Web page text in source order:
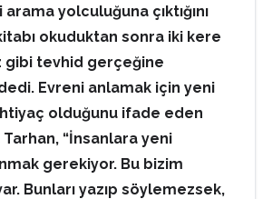
yolculuğuna çıktığını
okuduktan sonra iki kere
gibi tevhid gerçeğine
dedi. Evreni anlamak için yeni
ihtiyaç olduğunu ifade eden
“İnsanlara yeni
gerekiyor. Bu bizim
Bunları yazıp söylemezsek,